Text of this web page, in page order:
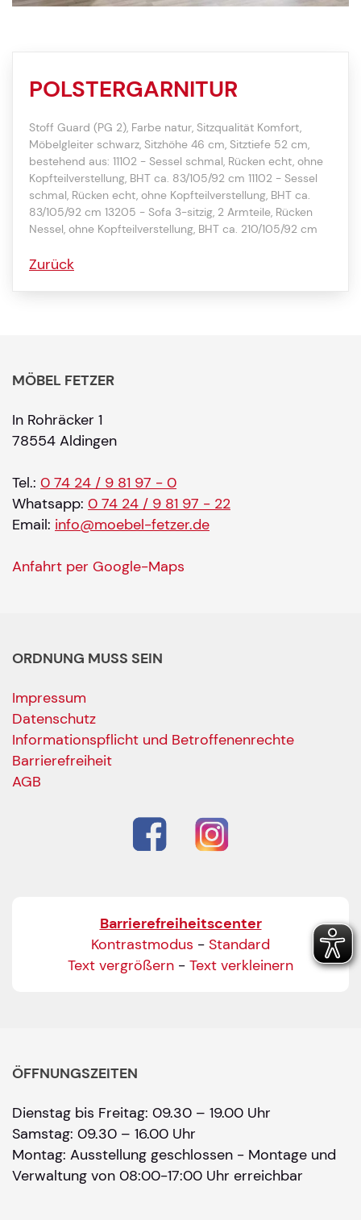
POLSTERGARNITUR
Stoff Guard (PG 2), Farbe natur, Sitzqualität Komfort,
Möbelgleiter schwarz, Sitzhöhe 46 cm, Sitztiefe 52 cm,
bestehend aus: 11102 - Sessel schmal, Rücken echt, ohne
Kopfteilverstellung, BHT ca. 83/105/92 cm 11102 - Sessel
schmal, Rücken echt, ohne Kopfteilverstellung, BHT ca.
83/105/92 cm 13205 - Sofa 3-sitzig, 2 Armteile, Rücken
Nessel, ohne Kopfteilverstellung, BHT ca. 210/105/92 cm
Zurück
MÖBEL FETZER
In Rohräcker 1
78554 Aldingen
Tel.: 0 74 24 / 9 81 97 - 0
Whatsapp: 0 74 24 / 9 81 97 - 22
Email: info@moebel-fetzer.de
Anfahrt per Google-Maps
ORDNUNG MUSS SEIN
Impressum
Datenschutz
Informationspflicht und Betroffenenrechte
Barrierefreiheit
AGB
Barrierefreiheitscenter
Kontrastmodus - Standard
Text vergrößern - Text verkleinern
ÖFFNUNGSZEITEN
Dienstag bis Freitag: 09.30 – 19.00 Uhr
Samstag: 09.30 – 16.00 Uhr
Montag: Ausstellung geschlossen - Montage und
Verwaltung von 08:00-17:00 Uhr erreichbar